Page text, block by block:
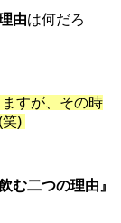
由は何だろ
すが、その時
)
む二つの理由』